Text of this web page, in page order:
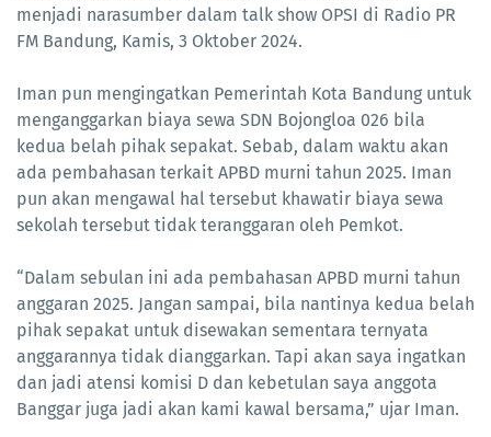
menjadi narasumber dalam talk show OPSI di Radio PR
FM Bandung, Kamis, 3 Oktober 2024.
Iman pun mengingatkan Pemerintah Kota Bandung untuk
menganggarkan biaya sewa SDN Bojongloa 026 bila
kedua belah pihak sepakat. Sebab, dalam waktu akan
ada pembahasan terkait APBD murni tahun 2025. Iman
pun akan mengawal hal tersebut khawatir biaya sewa
sekolah tersebut tidak teranggaran oleh Pemkot.
“Dalam sebulan ini ada pembahasan APBD murni tahun
anggaran 2025. Jangan sampai, bila nantinya kedua belah
pihak sepakat untuk disewakan sementara ternyata
anggarannya tidak dianggarkan. Tapi akan saya ingatkan
dan jadi atensi komisi D dan kebetulan saya anggota
Banggar juga jadi akan kami kawal bersama,” ujar Iman.